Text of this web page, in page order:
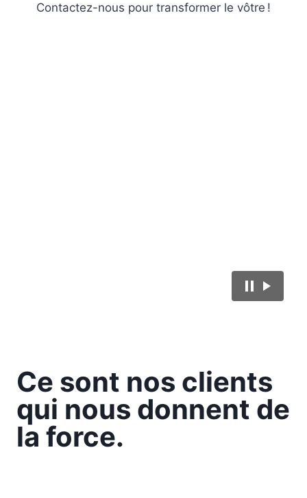
Contactez-nous pour transformer le vôtre !
Ce sont nos clients
qui nous donnent de
la force.